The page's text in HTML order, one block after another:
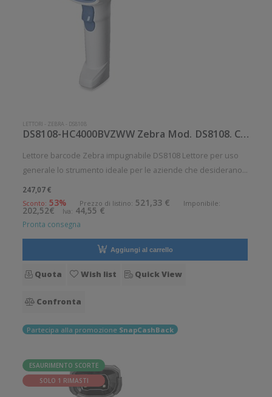
LETTORI - ZEBRA - DS8108
DS8108-HC4000BVZWW Zebra Mod. DS8108. Classificazione: Impugnabile.
Lettore barcode Zebra impugnabile DS8108 Lettore per uso
generale lo strumento ideale per le aziende che desiderano
migliorare le applicazioni quotidiane di lettura dei codici a
barre. Lettura QrCode abilitata. Specifica per applicazioni
sanitarie
247,07 €
Sconto: 53% Prezzo di listino: 521,33 € Imponibile:
202,52€ Iva: 44,55 €
Pronta consegna
Aggiungi al carrello
Quota Wish list Quick View
Confronta
Partecipa alla promozione SnapCashBack
ESAURIMENTO SCORTE
SOLO 1 RIMASTI